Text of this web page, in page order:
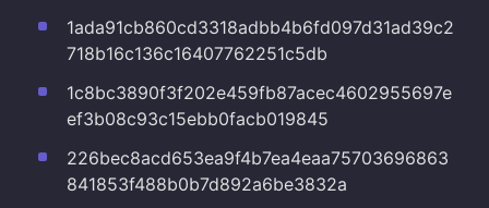
1ada91cb860cd3318adbb4b6fd097d31ad39c2
718b16c136c16407762251c5db
1c8bc3890f3f202e459fb87acec4602955697e
ef3b08c93c15ebb0facb019845
226bec8acd653ea9f4b7ea4eaa75703696863
841853f488b0b7d892a6be3832a